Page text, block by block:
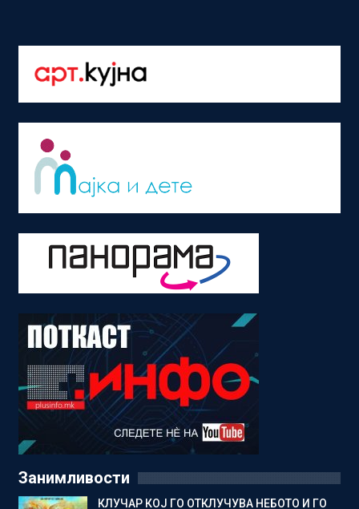
Занимливости
КЛУЧАР КОЈ ГО ОТКЛУЧУВА НЕБОТО И ГО